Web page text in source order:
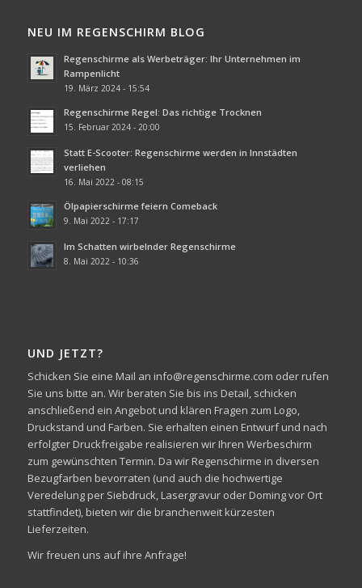
NEU IM REGENSCHIRM BLOG
Regenschirme als Werbeträger: Ihr Unternehmen im
Rampenlicht
19. März 2024 - 15:54
Regenschirme Regel: Das richtige Trocknen
15. Februar 2024 - 20:00
Statt E-Scooter: Regenschirme werden in Innstädten
verliehen
16. Mai 2022 - 08:15
Ölpapierschirme feiern Comeback
9. Mai 2022 - 17:17
Im Schatten wirbelnder Regenschirme
8. Mai 2022 - 10:36
UND JETZT?
Schicken Sie eine Mail an info@regenschirme.com oder rufen
Sie uns bitte an. Wir beraten Sie bis ins Detail, schicken
anschließend ein Angebot und klären Fragen zum Logo,
Druckstand und Farben. Sie erhalten einen Entwurf und nach
erfolgter Druckfreigabe realisieren wir Ihren Werbeschirm
zum gewünschten Termin. Da wir Regenschirme in diversen
Bezugfarben bevorraten (und auch die hochwertige
Veredelung per Siebdruck, Lasergravur oder Doming vor Ort
stattfindet), bieten wir die branchenweit kürzesten
Lieferzeiten.
Wir freuen uns auf ihre Anfrage!